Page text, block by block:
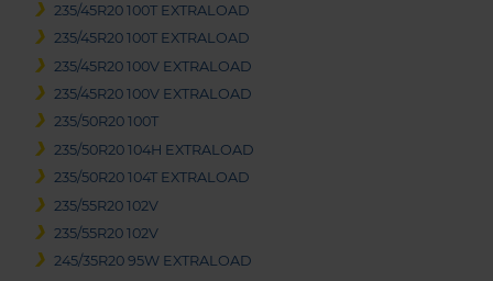
235/45R20 100T EXTRALOAD
235/45R20 100T EXTRALOAD
235/45R20 100V EXTRALOAD
235/45R20 100V EXTRALOAD
235/50R20 100T
235/50R20 104H EXTRALOAD
235/50R20 104T EXTRALOAD
235/55R20 102V
235/55R20 102V
245/35R20 95W EXTRALOAD